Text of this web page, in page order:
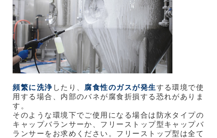
頻繁に洗浄 したり、 腐食性のガスが発生する環境で使
用する場合、内部のバネが腐食折損する恐れがありま
す。
そのような環境下でご使用になる場合は防水タイプの
キャップバランサーか、フリーストップ型キャップバ
ランサーをお求めください。フリーストップ型は全て